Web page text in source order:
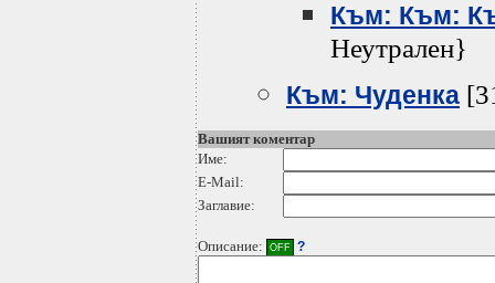
Към: Към:
Неутрален}
Към: Чуденка
Вашият коментар
Име:
E-Mail:
Заглавие:
Описание: OFF ?